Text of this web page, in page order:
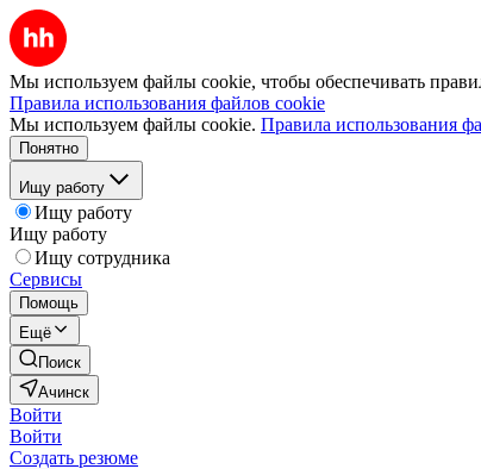
Мы используем файлы cookie, чтобы обеспечивать
Правила использования файлов cookie
Мы используем файлы cookie. Правила использования
Понятно
Ищу работу
Ищу работу
Ищу работу
Ищу сотрудника
Сервисы
Помощь
Ещё
Поиск
Ачинск
Войти
Войти
Создать резюме